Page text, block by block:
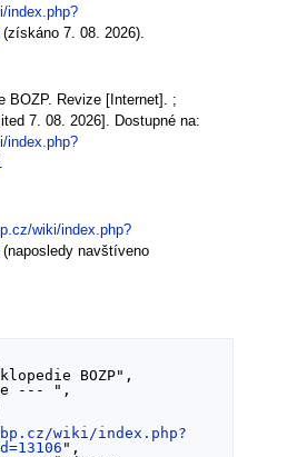
index.php?
7. 08. 2026).
BOZP. Revize [Internet]. ;
7. 08. 2026]. Dostupné na:
index.php?
wiki/index.php?
navštíveno
wiki/index.php?
",